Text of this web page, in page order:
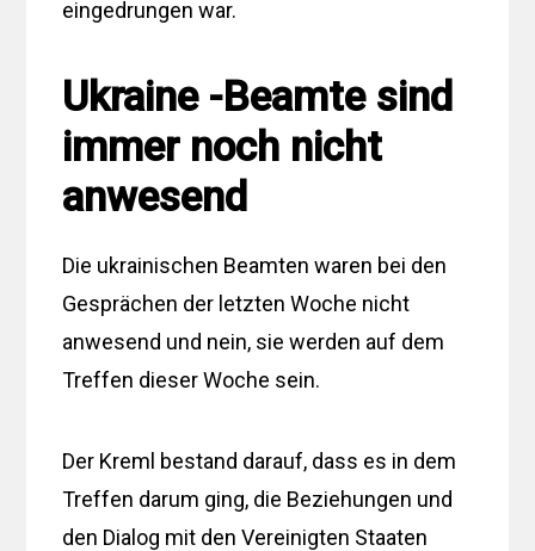
eingedrungen war.
Ukraine -Beamte sind
immer noch nicht
anwesend
Die ukrainischen Beamten waren bei den
Gesprächen der letzten Woche nicht
anwesend und nein, sie werden auf dem
Treffen dieser Woche sein.
Der Kreml bestand darauf, dass es in dem
Treffen darum ging, die Beziehungen und
den Dialog mit den Vereinigten Staaten